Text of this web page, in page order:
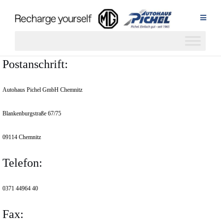
Inhalt
Postanschrift:
Autohaus Pichel GmbH Chemnitz
Blankenburgstraße 67/75
09114 Chemnitz
Telefon:
0371 44964 40
Fax: